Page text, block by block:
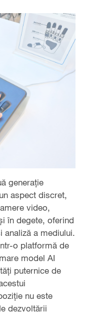
generație
aspect discret,
video,
în degete, oferind
analiză a mediului.
o platformă de
model AI
puternice de
nu este
dezvoltării